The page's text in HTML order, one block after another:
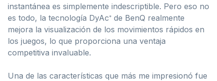
instantánea es simplemente indescriptible. Pero eso no
es todo, la tecnología DyAc⁺ de BenQ realmente
mejora la visualización de los movimientos rápidos en
los juegos, lo que proporciona una ventaja
competitiva invaluable.
Una de las características que más me impresionó fue